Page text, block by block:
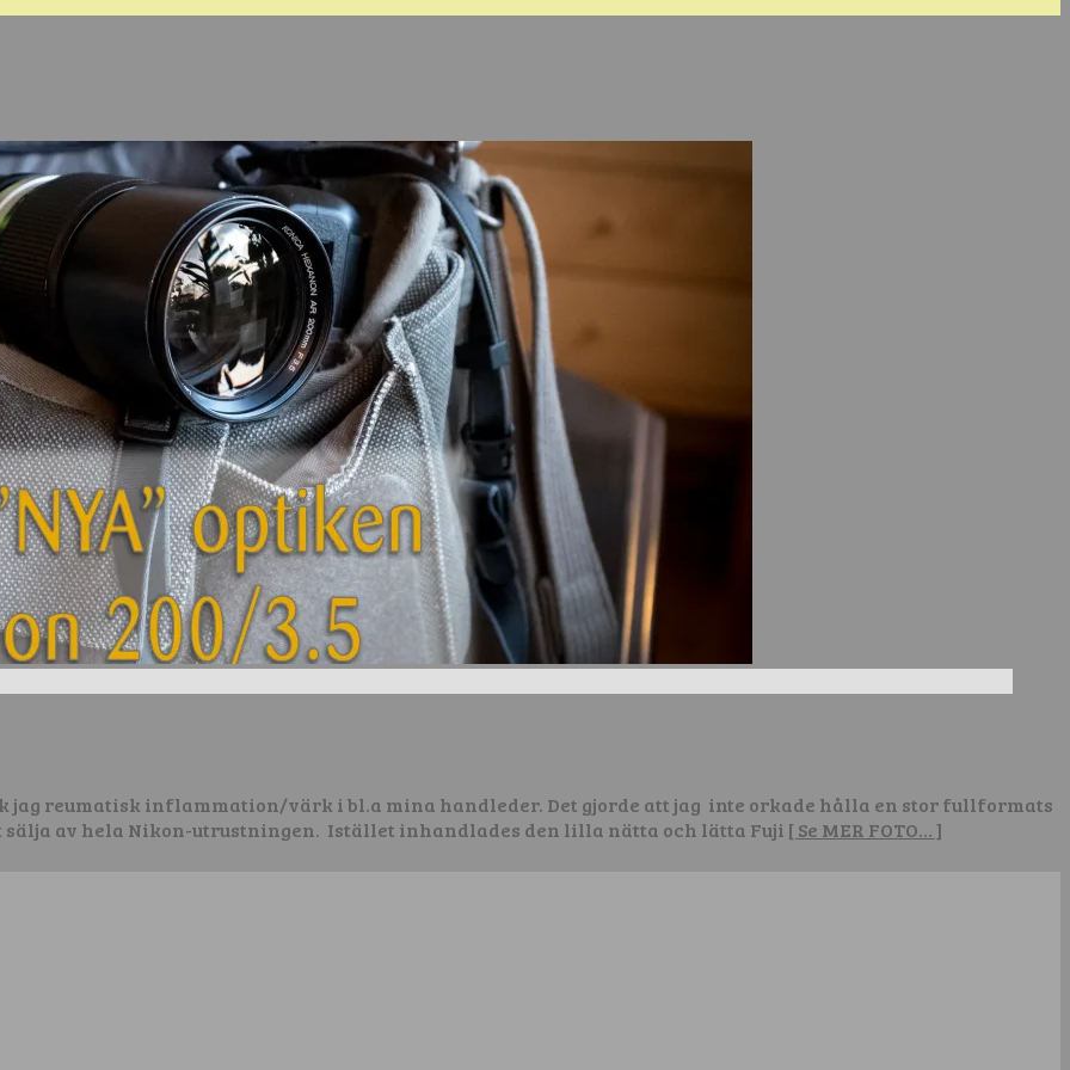
reumatisk inflammation/värk i bl.a mina handleder. Det gjorde att jag inte orkade hålla en stor fullformats
sälja av hela Nikon-utrustningen. Istället inhandlades den lilla nätta och lätta Fuji [ Se MER FOTO… ]